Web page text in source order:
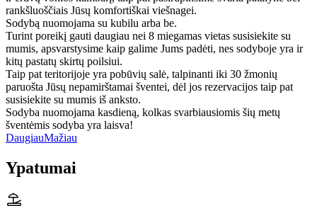
rankšluoščiais Jūsų komfortiškai viešnagei.
Sodybą nuomojama su kubilu arba be.
Turint poreikį gauti daugiau nei 8 miegamas vietas susisiekite su
mumis, apsvarstysime kaip galime Jums padėti, nes sodyboje yra ir
kitų pastatų skirtų poilsiui.
Taip pat teritorijoje yra pobūvių salė, talpinanti iki 30 žmonių
paruošta Jūsų nepamirštamai šventei, dėl jos rezervacijos taip pat
susisiekite su mumis iš anksto.
Sodyba nuomojama kasdieną, kolkas svarbiausiomis šių metų
šventėmis sodyba yra laisva!
DaugiauMažiau
Ypatumai